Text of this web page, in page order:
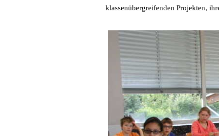
klassenübergreifenden Projekten,